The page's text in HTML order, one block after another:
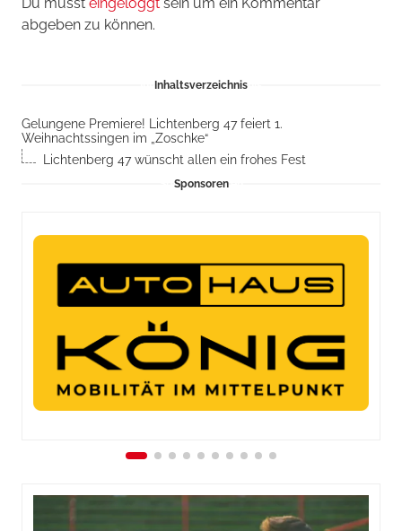
abgeben zu können.
Inhaltsverzeichnis
Gelungene Premiere! Lichtenberg 47 feiert 1.
Weihnachtssingen im „Zoschke“
Lichtenberg 47 wünscht allen ein frohes Fest
Sponsoren